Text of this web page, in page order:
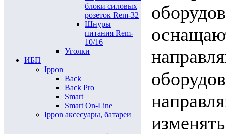
блоки силовых
розеток Rem-32
Шнуры
питания Rem-
10/16
Уголки
ИБП
Ippon
Back
Back Pro
Smart
Smart On-Line
Ippon аксесуары, батареи